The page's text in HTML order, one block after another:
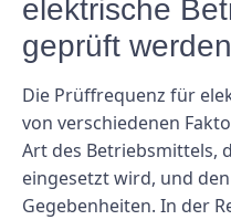
elektrische
geprüft
Die Prüffrequenz für
von verschiedenen
Art des Betriebsmittels,
eingesetzt wird, und
Gegebenheiten. In der